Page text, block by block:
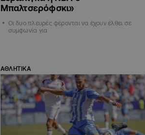
Μπαλτσερόφσκι»
Οι δυο πλευρές φέρονται να έχουν έλθει σε
συμφωνία για
ΑΘΛΗΤΙΚΑ